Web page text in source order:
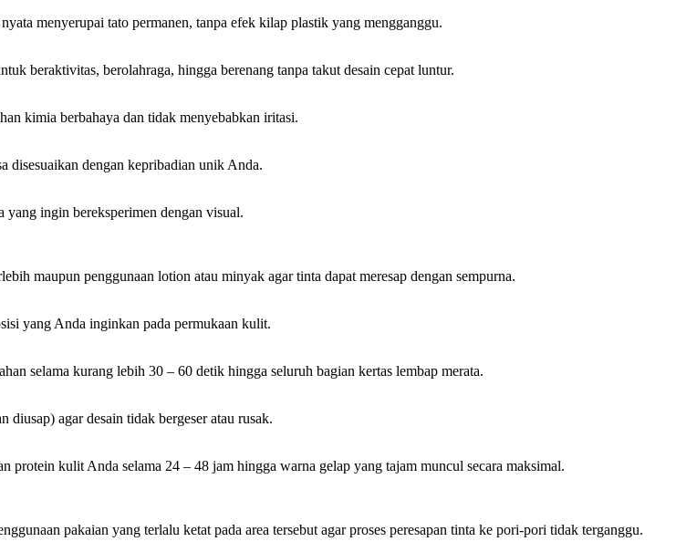
menyerupai tato permanen, tanpa efek kilap plastik yang mengganggu.
beraktivitas, berolahraga, hingga berenang tanpa takut desain cepat luntur.
kimia berbahaya dan tidak menyebabkan iritasi.
disesuaikan dengan kepribadian unik Anda.
yang ingin bereksperimen dengan visual.
maupun penggunaan lotion atau minyak agar tinta dapat meresap dengan sempurna.
yang Anda inginkan pada permukaan kulit.
selama kurang lebih 30 – 60 detik hingga seluruh bagian kertas lembap merata.
diusap) agar desain tidak bergeser atau rusak.
protein kulit Anda selama 24 – 48 jam hingga warna gelap yang tajam muncul secara maksimal.
pakaian yang terlalu ketat pada area tersebut agar proses peresapan tinta ke pori-pori tidak terganggu.